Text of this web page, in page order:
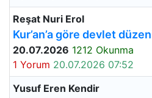
Reşat Nuri Erol
Kur’an’a göre devlet
20.07.2026 1212 Okunma
1 Yorum 20.07.2026 07:52
Yusuf Eren Kendir